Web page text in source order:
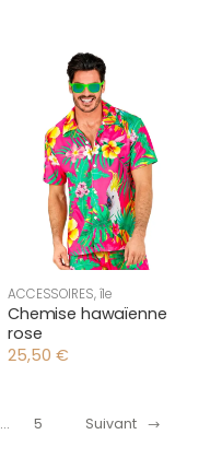
ACCESSOIRES,île
Chemise hawaïenne
rose
25,50 €
… 5 Suivant